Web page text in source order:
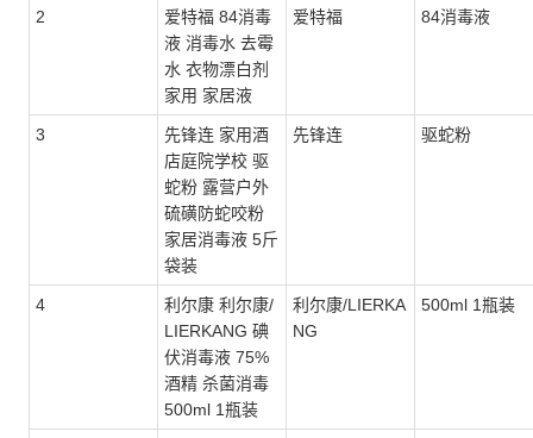
2
爱特福 84消毒
液 消毒水 去霉
水 衣物漂白剂
家用 家居液
爱特福 84消毒液
3
先锋连 家用酒
店庭院学校 驱
蛇粉 露营户外
硫磺防蛇咬粉
家居消毒液 5斤
袋装
先锋连 驱蛇粉
4
利尔康 利尔康/
LIERKANG 碘
伏消毒液 75%
酒精 杀菌消毒
500ml 1瓶装
利尔康/LIERKA
NG
500ml 1瓶装